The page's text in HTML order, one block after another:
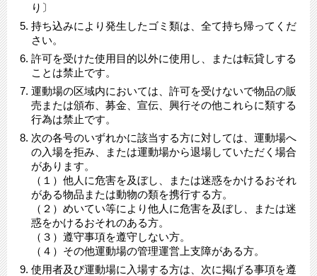
り〕
持ち込みにより発生したゴミ類は、全て持ち帰ってくだ
さい。
許可を受けた使用目的以外に使用し、または転貸しする
ことは禁止です。
運動場の区域内においては、許可を受けないで物品の販
売または頒布、募金、宣伝、興行その他これらに類する
行為は禁止です。
次の各号のいずれかに該当する方に対しては、運動場へ
の入場を拒み、または運動場から退場していただく場合
があります。
（１）他人に危害を及ぼし、または迷惑をかけるおそれ
がある物品または動物の類を携行する方。
（２）めいてい等により他人に危害を及ぼし、または迷
惑をかけるおそれのある方。
（３）遵守事項を遵守しない方。
（４）その他運動場の管理運営上支障がある方。
使用者及び運動場に入場する方は、次に掲げる事項を遵